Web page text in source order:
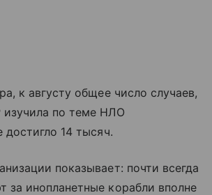
к августу общее число случаев,
изучила по теме НЛО
14 тысяч.
показывает: почти всегда
за инопланетные корабли вполне